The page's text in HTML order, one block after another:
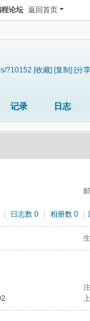
论坛 返回首页
?10152 [收藏] [复制] [分
记录 日志
日志数 0 相册数 0